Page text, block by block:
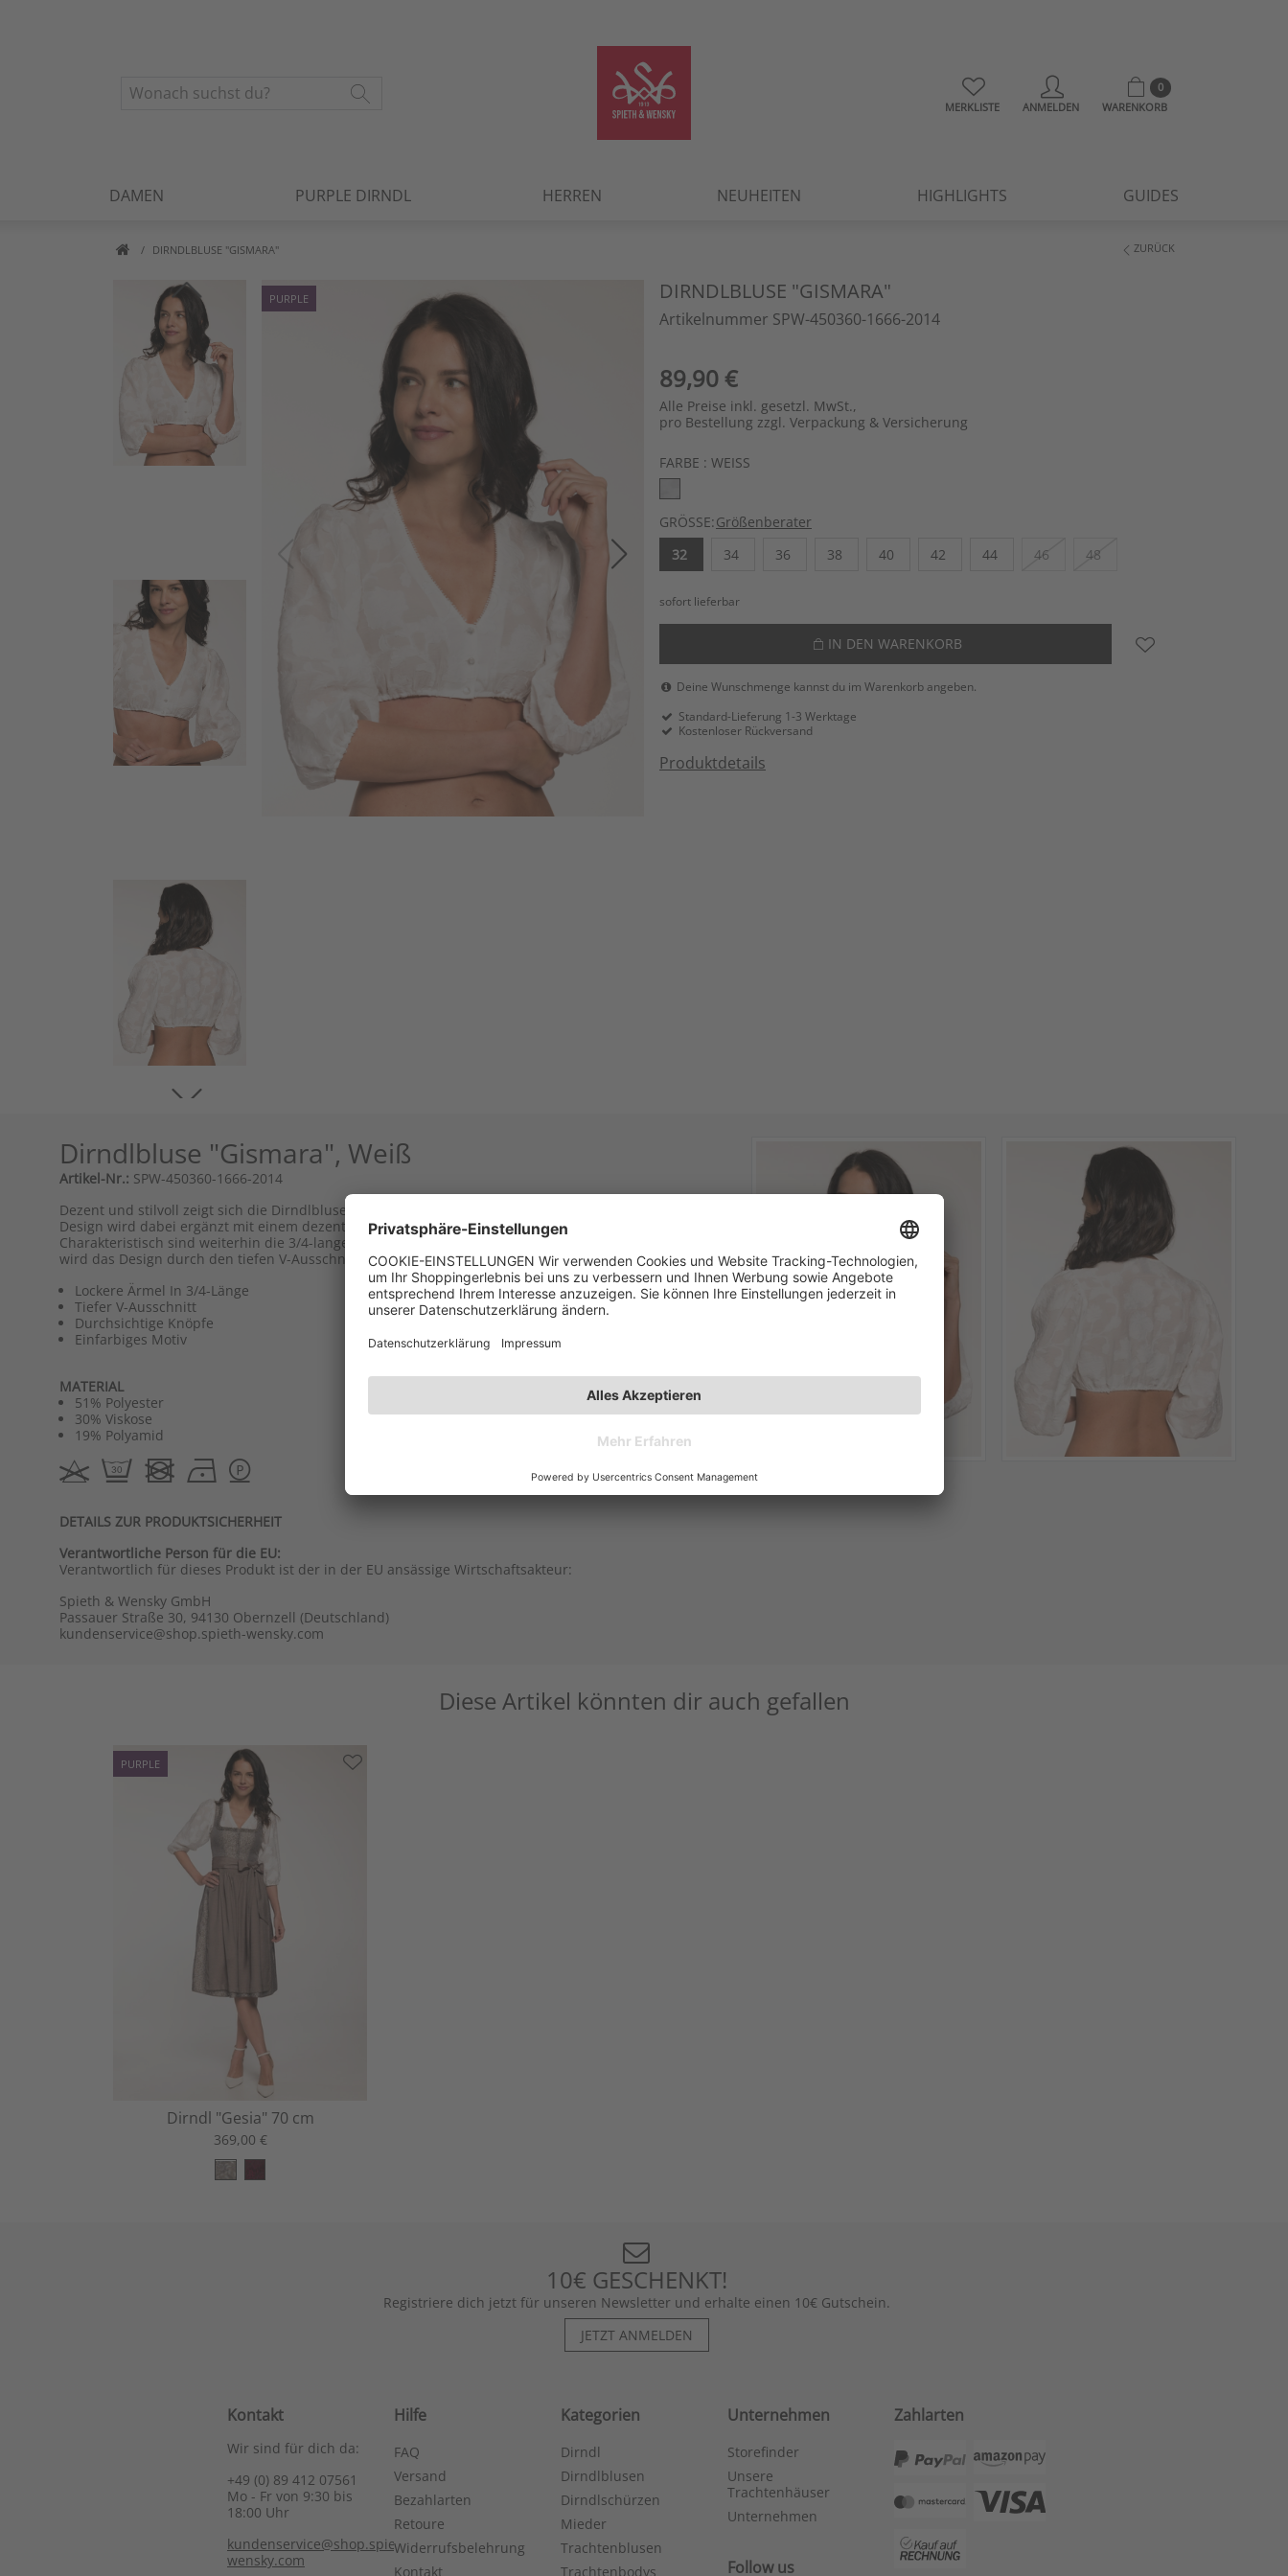
MERKLISTE ANMELDEN
0
WARENKORB
DAMEN PURPLE DIRNDL HERREN NEUHEITEN HIGHLIGHTS GUIDES
DIRNDLBLUSE "GISMARA" ZURÜCK
Artikelbilder überspringen
PURPLE DIRNDLBLUSE "GISMARA"
Artikelnummer SPW-450360-1666-2014
89,90 €
Alle Preise inkl. gesetzl. MwSt.,
pro Bestellung zzgl. Verpackung & Versicherung
FARBE : WEISS
GRÖSSE:Größenberater
32
34 36 38 40 42 44 46 48
sofort lieferbar
IN DEN WARENKORB
Deine Wunschmenge kannst du im Warenkorb angeben.
Standard-Lieferung 1-3 Werktage
Kostenloser Rückversand
Produktdetails
Dirndlbluse "Gismara", Weiß
Artikel-Nr.: SPW-450360-1666-2014
Dezent und stilvoll zeigt sich die Dirndlbluse 'Gismara' von Spieth & Wensky. Das klassisch unifarbene
Design wird dabei ergänzt mit einem dezenten Blumen-Muster, was den femininen Look unterstreicht.
Charakteristisch sind weiterhin die 3/4-langen weit geschnittenen Ärmel der kurzen Bluse. Vollendet
wird das Design durch den tiefen V-Ausschnitt und die transparente 3er-Knopfleiste.
Lockere Ärmel In 3/4-Länge
Tiefer V-Ausschnitt
Durchsichtige Knöpfe
Einfarbiges Motiv
MATERIAL
51% Polyester
30% Viskose
19% Polyamid
DETAILS ZUR PRODUKTSICHERHEIT
Verantwortliche Person für die EU:
Verantwortlich für dieses Produkt ist der in der EU ansässige Wirtschaftsakteur:
Spieth & Wensky GmbH
Passauer Straße 30, 94130 Obernzell (Deutschland)
kundenservice@shop.spieth-wensky.com
Diese Artikel könnten dir auch gefallen
PURPLE
Dirndl "Gesia" 70 cm
369,00 €
10€ GESCHENKT!
Registriere dich jetzt für unseren Newsletter und erhalte einen 10€ Gutschein.
JETZT ANMELDEN
Hilfe
FAQ
Versand
Bezahlarten
Retoure
Widerrufsbelehrung
Kontakt
Kontakt
Wir sind für dich da:
+49 (0) 89 412 07561
Mo - Fr von 9:30 bis
18:00 Uhr
kundenservice@shop.spieth-
wensky.com
Kategorien
Dirndl
Dirndlblusen
Dirndlschürzen
Mieder
Trachtenblusen
Trachtenbodys
Unternehmen
Storefinder
Unsere
Trachtenhäuser
Unternehmen
Follow us
Zahlarten